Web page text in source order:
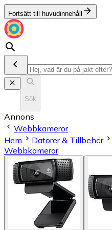
Fortsätt till huvudinnehåll
Sök
Annons
Webbkameror
Hem
Datorer & Tillbehör
Webbkameror